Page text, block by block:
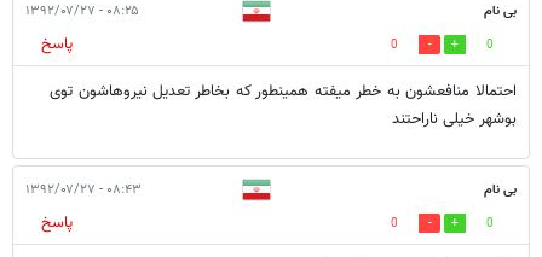
بی نام ۰۸:۲۵ - ۱۳۹۲/۰۷/۲۷
0
0
پاسخ
احتمالا منافعشون به خطر میفته همینطور که بخاطر تعدیل نیروهاشون توی
بوشهر خیلی ناراحتند
بی نام ۰۸:۴۳ - ۱۳۹۲/۰۷/۲۷
0
0
پاسخ